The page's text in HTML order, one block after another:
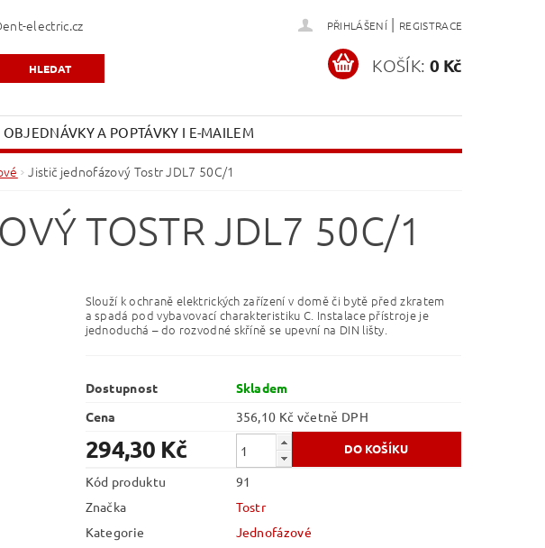
electric.cz PŘIHLÁŠENÍ | REGISTRACE
KOŠÍK: 0 Kč
OBJEDNÁVKY A POPTÁVKY I E-MAILEM
Jistič jednofázový Tostr JDL7 50C/1
TOSTR JDL7 50C/1
Slouží k ochraně elektrických zařízení v domě či bytě před zkratem
a spadá pod vybavovací charakteristiku C. Instalace přístroje je
jednoduchá – do rozvodné skříně se upevní na DIN lišty.
Dostupnost
Skladem
Cena
356,10 Kč včetně DPH
294,30 Kč
Kód produktu
91
Značka
Tostr
Kategorie
Jednofázové